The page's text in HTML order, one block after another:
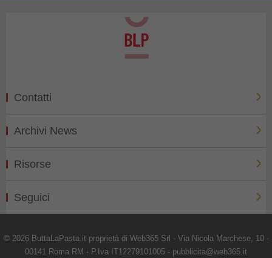
Contatti
Archivi News
Risorse
Seguici
© 2026 ButtaLaPasta.it proprietà di Web365 Srl - Via Nicola Marchese, 10 -
00141 Roma RM - P.Iva IT12279101005 - pubblicita@web365.it